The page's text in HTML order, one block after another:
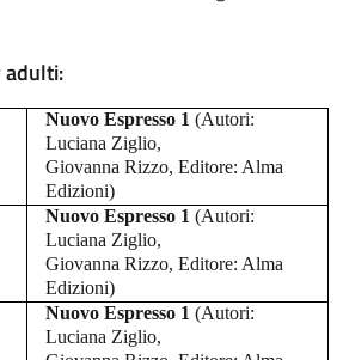
adulti:
Nuovo Espresso 1(Autori:
Luciana Ziglio,
Giovanna Rizzo, Editore: Alma
Edizioni)
Nuovo Espresso 1(Autori:
Luciana Ziglio,
Giovanna Rizzo, Editore: Alma
Edizioni)
Nuovo Espresso 1(Autori:
Luciana Ziglio,